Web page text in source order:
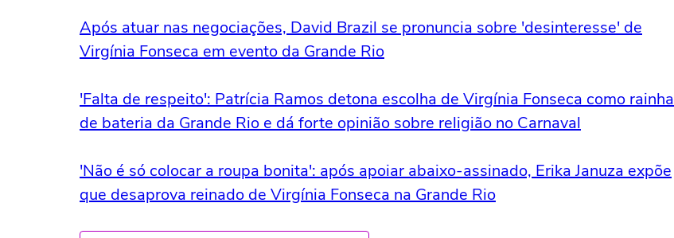
Após atuar nas negociações, David Brazil se pronuncia sobre 'desinteresse' de
Virgínia Fonseca em evento da Grande Rio
'Falta de respeito': Patrícia Ramos detona escolha de Virgínia Fonseca como rainha
de bateria da Grande Rio e dá forte opinião sobre religião no Carnaval
'Não é só colocar a roupa bonita': após apoiar abaixo-assinado, Erika Januza expõe
que desaprova reinado de Virgínia Fonseca na Grande Rio